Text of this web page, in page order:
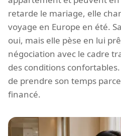
retarde le mariage, elle
voyage en Europe en été.
oui, mais elle pèse en lui
négociation avec le cadre
des conditions
de prendre son temps
financé.